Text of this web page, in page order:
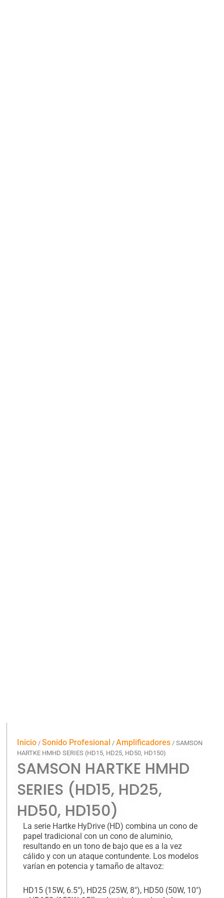
Inicio /Sonido Profesional /Amplificadores / SAMSON
HARTKE HMHD SERIES (HD15, HD25, HD50, HD150)
SAMSON HARTKE HMHD
SERIES (HD15, HD25,
HD50, HD150)
La serie Hartke HyDrive (HD) combina un cono de
papel tradicional con un cono de aluminio,
resultando en un tono de bajo que es a la vez
cálido y con un ataque contundente. Los modelos
varían en potencia y tamaño de altavoz:
HD15 (15W, 6.5″), HD25 (25W, 8″), HD50 (50W, 10″)